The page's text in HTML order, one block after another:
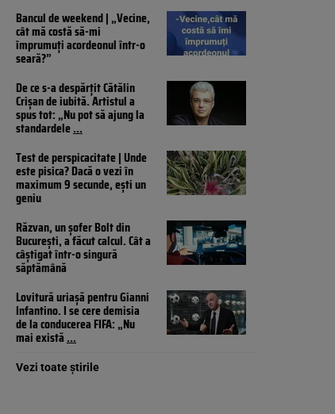
Bancul de weekend | „Vecine,
cât mă costă să-mi
împrumuți acordeonul într-o
seară?”
De ce s-a despărțit Cătălin
Crișan de iubită. Artistul a
spus tot: „Nu pot să ajung la
standardele...
Test de perspicacitate | Unde
este pisica? Dacă o vezi în
maximum 9 secunde, ești un
geniu
Răzvan, un șofer Bolt din
București, a făcut calcul. Cât a
câștigat într-o singură
săptămână
Lovitură uriașă pentru Gianni
Infantino. I se cere demisia
de la conducerea FIFA: „Nu
mai există...
Vezi toate știrile